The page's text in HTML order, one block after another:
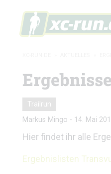
Trailrun
Markus Mingo - 14. Mai
Hier findet ihr alle
Ergebnislisten